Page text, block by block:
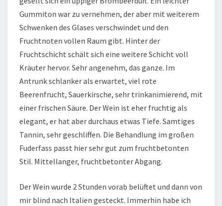
Gummiton war zu vernehmen, der aber mit weiterem
Schwenken des Glases verschwindet und den
Fruchtnoten vollen Raum gibt. Hinter der
Fruchtschicht schält sich eine weitere Schicht voll
Kräuter hervor. Sehr angenehm, das ganze. Im
Antrunk schlanker als erwartet, viel rote
Beerenfrucht, Sauerkirsche, sehr trinkanimierend, mit
einer frischen Säure. Der Wein ist eher fruchtig als
elegant, er hat aber durchaus etwas Tiefe. Samtiges
Tannin, sehr geschliffen. Die Behandlung im großen
Fuderfass passt hier sehr gut zum fruchtbetonten
Stil. Mittellanger, fruchtbetonter Abgang.
Der Wein wurde 2 Stunden vorab belüftet und dann von
mir blind nach Italien gesteckt. Immerhin habe ich